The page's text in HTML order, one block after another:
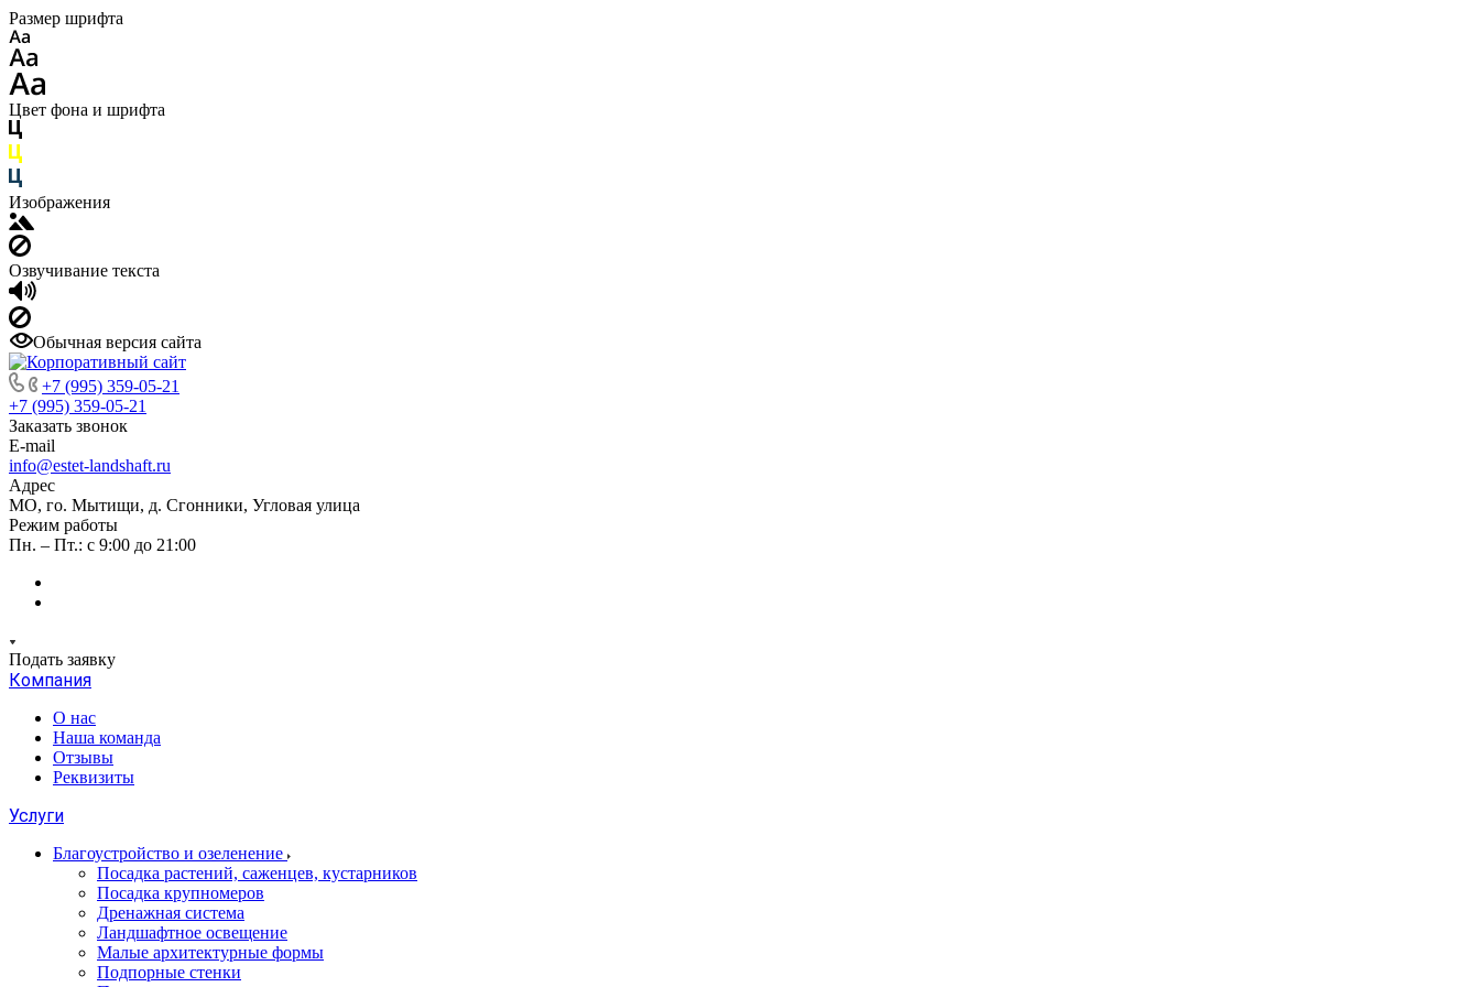
Размер шрифта
Цвет фона и шрифта
Изображения
Озвучивание текста
Обычная версия сайта
+7 (995) 359-05-21
+7 (995) 359-05-21
Заказать звонок
E-mail
info@estet-landshaft.ru
Адрес
МО, го. Мытищи, д. Сгонники, Угловая улица
Режим работы
Пн. – Пт.: с 9:00 до 21:00
Подать заявку
Компания
О нас
Наша команда
Отзывы
Реквизиты
Услуги
Благоустройство и озеленение
Посадка растений, саженцев, кустарников
Посадка крупномеров
Дренажная система
Ландшафтное освещение
Малые архитектурные формы
Подпорные стенки